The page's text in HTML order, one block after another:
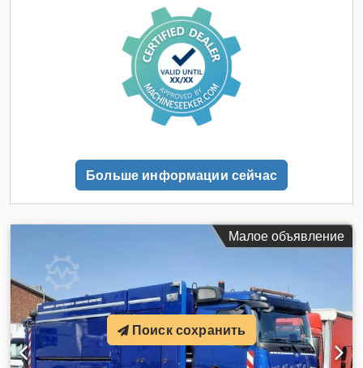
ширина пространства для загрузки:
ABS, блокировка дифференциала,
кабина, компрессор, кондиционер, кран, круиз-
контроль, отопитель стояночный, прицепное
Больше информации сейчас
Малое объявление
Поиск сохранить